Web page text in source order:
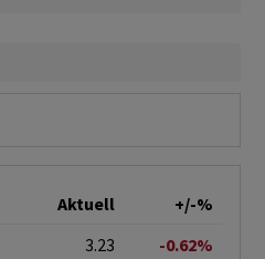
Aktuell
+/-%
3.23 -0.62%